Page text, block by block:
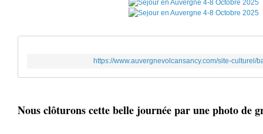
https://www.auvergnevolcansancy.com/site-culturel/
Nous clôturons cette belle journée par une photo de